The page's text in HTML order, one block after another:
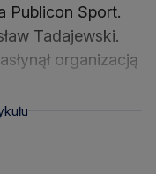
Publicon Sport.
Tadajewski.
organizacją